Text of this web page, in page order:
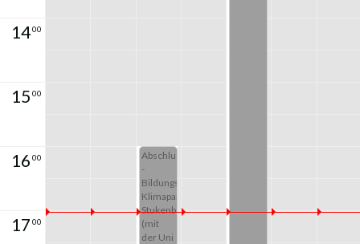
1400
15 00
16 00
17 00
Abschlusspräsentation
-
Bildungsstationen
Klimapark
Stukenbog
(mit
der Uni